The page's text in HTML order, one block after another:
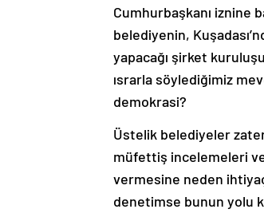
Cumhurbaşkanı iznine
belediyenin,
yapacağı şirket
ısrarla söylediğimiz
demokrasi?
Üstelik belediyeler
müfettiş incelemeleri ve
vermesine neden
denetimse bunun yolu